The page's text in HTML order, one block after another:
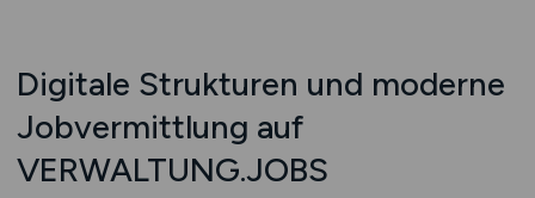
Digitale Strukturen und moderne
Jobvermittlung auf
VERWALTUNG.JOBS